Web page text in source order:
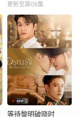
更新至第06集
等待黎明破晓时